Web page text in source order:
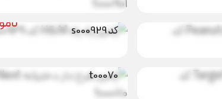
کد s000929
t00070
رامپر دخترانه کرم